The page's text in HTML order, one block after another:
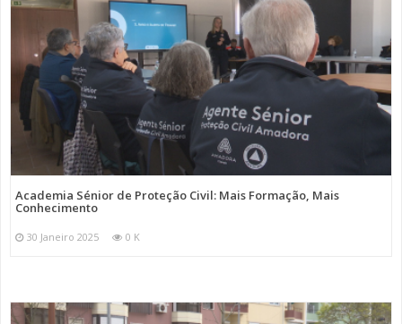
Academia Sénior de Proteção Civil: Mais Formação, Mais
Conhecimento
30 Janeiro 2025 0 K